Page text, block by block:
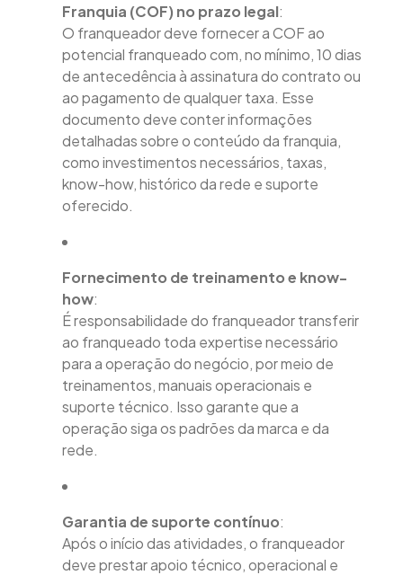
Franquia (COF) no prazo legal:
O franqueador deve fornecer a COF ao
potencial franqueado com, no mínimo, 10 dias
de antecedência à assinatura do contrato ou
ao pagamento de qualquer taxa. Esse
documento deve conter informações
detalhadas sobre o conteúdo da franquia,
como investimentos necessários, taxas,
know-how, histórico da rede e suporte
oferecido.
Fornecimento de treinamento e know-
how:
É responsabilidade do franqueador transferir
ao franqueado toda expertise necessário
para a operação do negócio, por meio de
treinamentos, manuais operacionais e
suporte técnico. Isso garante que a
operação siga os padrões da marca e da
rede.
Garantia de suporte contínuo:
Após o início das atividades, o franqueador
deve prestar apoio técnico, operacional e